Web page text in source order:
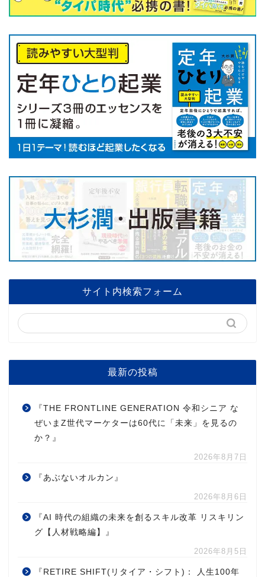
サイト内検索フォーム
最新の投稿
『THE FRONTLINE GENERATION 令和シニア な
ぜいまZ世代マーケターは60代に「未来」を見るの
か？』
2026年8月7日
『あぶないオルカン』
2026年8月6日
『AI 時代の組織の未来を創るスキル改革 リスキリン
グ【人材戦略編】』
2026年8月5日
『RETIRE SHIFT(リタイア・シフト)： 人生100年